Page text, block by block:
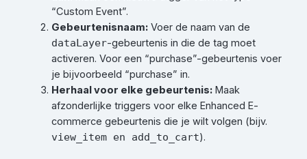
“Custom Event”.
Gebeurtenisnaam:Voer de naam van de
dataLayer-gebeurtenis in die de tag moet
activeren. Voor een “purchase”-gebeurtenis voer
je bijvoorbeeld “purchase” in.
Herhaal voor elke gebeurtenis:Maak
afzonderlijke triggers voor elke Enhanced E-
commerce gebeurtenis die je wilt volgen (bijv.
view_item en add_to_cart).